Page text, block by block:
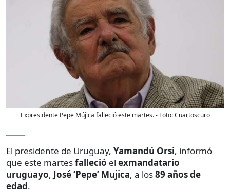
Expresidente Pepe Mújica falleció este martes.- Foto:Cuartoscuro
El presidente de Uruguay, Yamandú Orsi, informó
que este martesfalleció el exmandatario
uruguayo, José ‘Pepe’ Mujica, a los89 años de
edad.